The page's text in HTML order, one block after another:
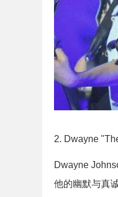
2. Dwayne
Dwayne
他的幽默与真